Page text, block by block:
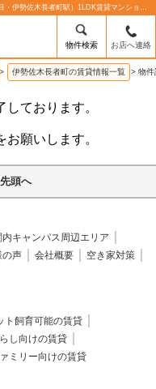
リヴシティ横濱関内弐番館（神奈川県横浜市中区長者町１丁目・伊勢佐木長者町駅）1LDK賃貸マンションの賃貸物件情報%% | 株式会社ライフサロン横浜
物件検索 お店へ連絡
> 伊勢佐木長者町の賃貸情報一覧 > 物件
ております。
願いします。
頭へ
内キャンパス周辺エリア
の声 会社概要
空き家対策
ト飼育可能の賃貸
し向けの賃貸
ミリー向けの賃貸